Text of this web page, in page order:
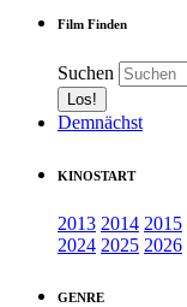
Film Finden
Suchen
Demnächst
KINOSTART
2013 2014 2015
2024 2025 2026
GENRE